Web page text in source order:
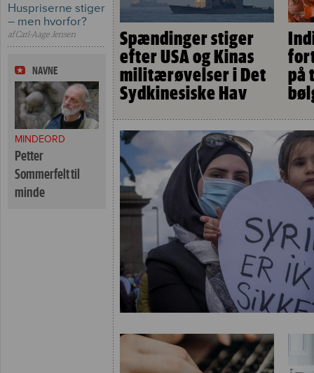
Huspriserne stiger
– men hvorfor?
afCarl-Aage Jensen
NAVNE
MINDEORD
Petter
Sommerfelt til
minde
Spændinger stiger
efter USA og Kinas
militærøvelser i Det
Sydkinesiske Hav
på